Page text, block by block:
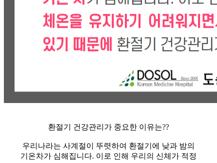
환절기 건강관리가 중요한 이유는??
우리나라는 사계절이 뚜렷하여 환절기에 낮과 밤의
기온차가 심해집니다. 이로 인해 우리의 신체가 적정